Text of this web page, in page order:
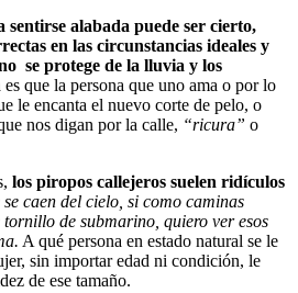
sentirse alabada puede ser cierto,
en las circunstancias ideales y
se protege de la lluvia y los
es que la persona que uno ama o por lo
le encanta el nuevo corte de pelo, o
nos digan por la calle, “ricura” o
los piropos callejeros suelen ridículos
caen del cielo, si como caminas
de submarino, quiero ver esos
A qué persona en estado natural se le
sin importar edad ni condición, le
de ese tamaño.